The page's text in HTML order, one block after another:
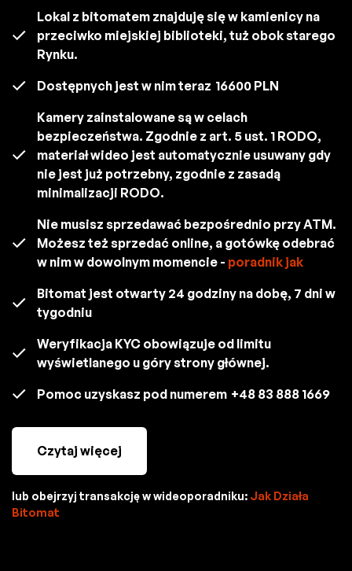
Lokal z bitomatem znajduję się w kamienicy na
przeciwko miejskiej biblioteki, tuż obok starego
Rynku.
Dostępnych jest w nim teraz 16600 PLN
Kamery zainstalowane są w celach
bezpieczeństwa. Zgodnie z art. 5 ust. 1 RODO,
materiał wideo jest automatycznie usuwany gdy
nie jest już potrzebny, zgodnie z zasadą
minimalizacji RODO.
Nie musisz sprzedawać bezpośrednio przy ATM.
Możesz też sprzedać online, a gotówkę odebrać
w nim w dowolnym momencie - poradnik jak
Bitomat jest otwarty 24 godziny na dobę, 7 dni w
tygodniu
Weryfikacja KYC obowiązuje od limitu
wyświetlanego u góry strony głównej.
Pomoc uzyskasz pod numerem +48 83 888 1669
Czytaj więcej
lub obejrzyj transakcję w wideoporadniku: Jak Działa
Bitomat